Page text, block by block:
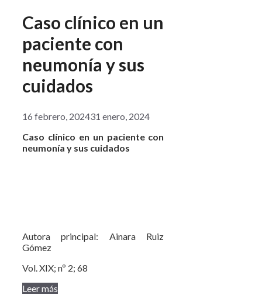
Caso clínico en un
paciente con
neumonía y sus
cuidados
16 febrero, 202431 enero, 2024
Caso clínico en un paciente con
neumonía y sus cuidados
Autora principal: Ainara Ruiz
Gómez
Vol. XIX; nº 2; 68
Leer más